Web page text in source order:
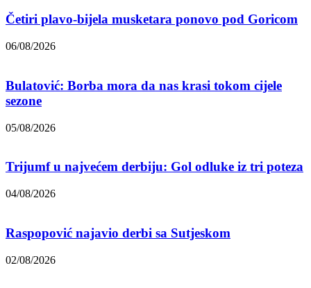
Četiri plavo-bijela musketara ponovo pod Goricom
06/08/2026
Bulatović: Borba mora da nas krasi tokom cijele
sezone
05/08/2026
Trijumf u najvećem derbiju: Gol odluke iz tri poteza
04/08/2026
Raspopović najavio derbi sa Sutjeskom
02/08/2026